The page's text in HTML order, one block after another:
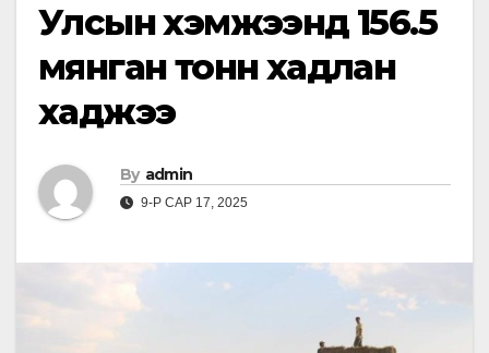
Улсын хэмжээнд 156.5
мянган тонн хадлан
хаджээ
By admin
9-Р САР 17, 2025